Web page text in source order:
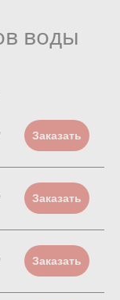
воды
Заказать
Заказать
Заказать